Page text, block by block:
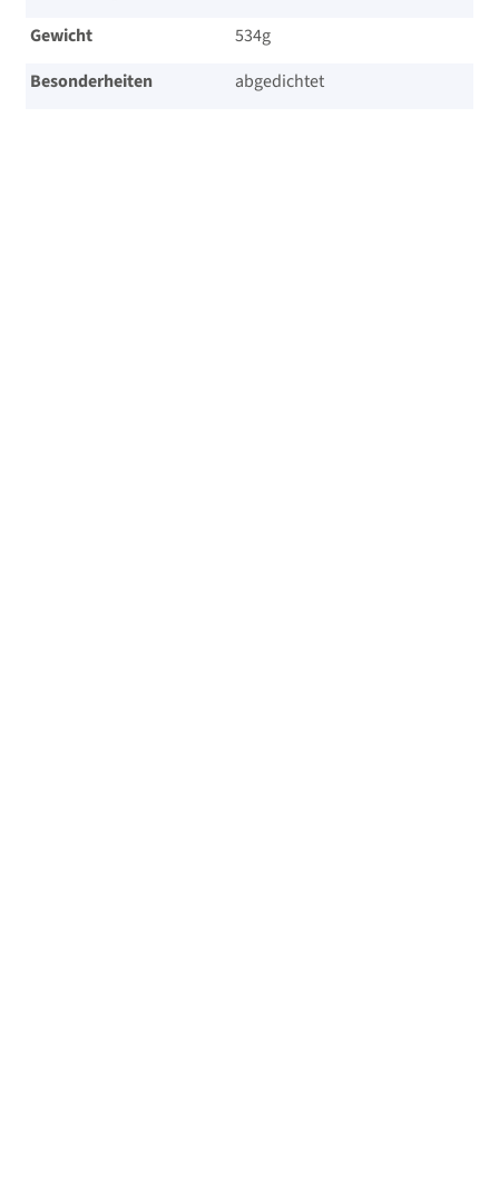
Gewicht
534g
Besonderheiten
abgedichtet